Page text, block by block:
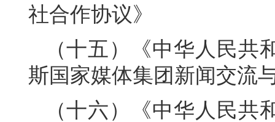
社合作协议》
（十五）《中华人民
斯国家媒体集团新闻交流
（十六）《中华人民